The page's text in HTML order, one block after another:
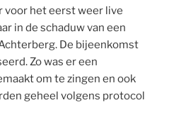
voor het eerst weer live
in de schaduw van een
De bijeenkomst
Zo was er een
om te zingen en ook
geheel volgens protocol